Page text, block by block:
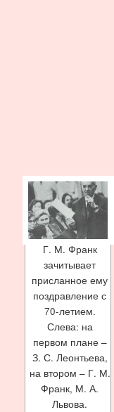
Г. М. Франк
зачитывает
присланное ему
поздравление с
70-летием.
Слева: на
первом плане –
З. С. Леонтьева,
на втором – Г. М.
Франк, М. А.
Львова.